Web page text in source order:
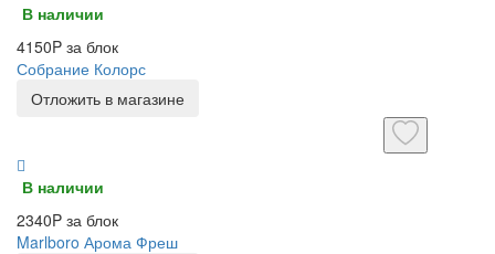
В наличии
4150P за блок
Собрание Колорс
Отложить в магазине
В наличии
2340P за блок
Marlboro Арома Фреш